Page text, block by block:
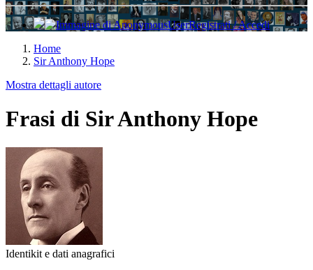
Registrati / Accedi
Home
Sir Anthony Hope
Mostra dettagli autore
Frasi di Sir Anthony Hope
Identikit e dati anagrafici